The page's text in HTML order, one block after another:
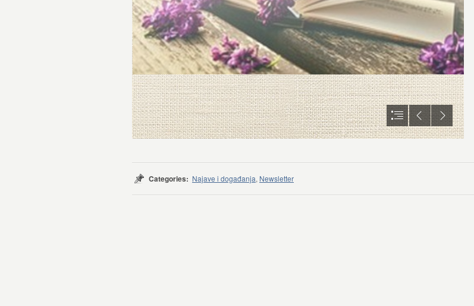
Categories: Najave i događanja, Newsletter